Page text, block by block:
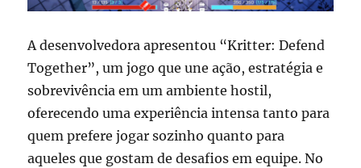
A desenvolvedora apresentou “Kritter: Defend
Together”, um jogo que une ação, estratégia e
sobrevivência em um ambiente hostil,
oferecendo uma experiência intensa tanto para
quem prefere jogar sozinho quanto para
aqueles que gostam de desafios em equipe. No